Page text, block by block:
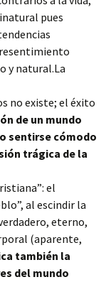
pues
y natural.La
no existe; el éxito
de un mundo
sentirse cómodo
trágica de la
el
al escindir la
eterno,
(aparente,
también la
del mundo